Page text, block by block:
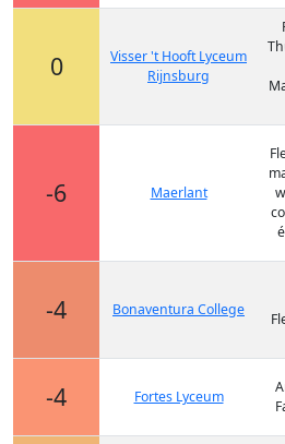
0
Visser 't Hooft Lyceum
Rijnsburg
-6 Maerlant
-4 Bonaventura College
-4 Fortes Lyceum